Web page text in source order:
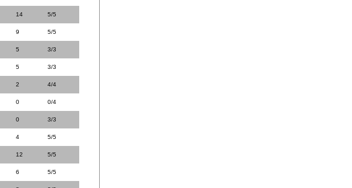
14 5/5
9 5/5
5 3/3
5 3/3
2 4/4
0 0/4
0 3/3
4 5/5
12 5/5
6 5/5